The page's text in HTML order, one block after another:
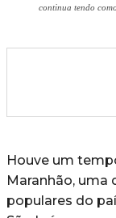
continua tendo
Houve um
Maranhão, uma
populares do